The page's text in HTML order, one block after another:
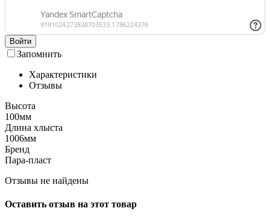
Войти
Запомнить
Характеристики
Отзывы
Высота
100мм
Длина хлыста
1006мм
Бренд
Пара-пласт
Отзывы не найдены
Оставить отзыв на этот товар